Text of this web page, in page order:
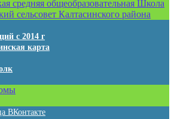
средняя общеобразовательная Школа
сельсовет Калтасинского района
с 2014 г
карта